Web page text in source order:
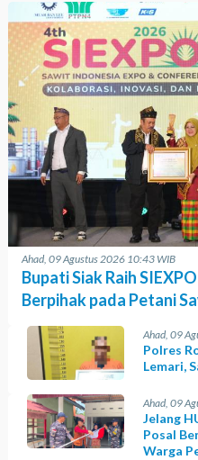
Ahad, 09 Agustus 2026 10:43 WIB
Bupati Siak Raih
Berpihak pada Petani
Ahad, 09
Polres
Lemari,
Ahad, 09
Jelang
Posal
Warga